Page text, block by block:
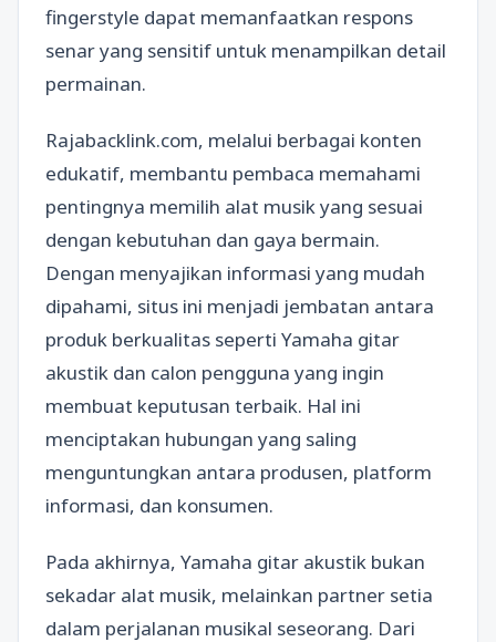
fingerstyle dapat memanfaatkan respons
senar yang sensitif untuk menampilkan detail
permainan.
Rajabacklink.com, melalui berbagai konten
edukatif, membantu pembaca memahami
pentingnya memilih alat musik yang sesuai
dengan kebutuhan dan gaya bermain.
Dengan menyajikan informasi yang mudah
dipahami, situs ini menjadi jembatan antara
produk berkualitas seperti Yamaha gitar
akustik dan calon pengguna yang ingin
membuat keputusan terbaik. Hal ini
menciptakan hubungan yang saling
menguntungkan antara produsen, platform
informasi, dan konsumen.
Pada akhirnya, Yamaha gitar akustik bukan
sekadar alat musik, melainkan partner setia
dalam perjalanan musikal seseorang. Dari